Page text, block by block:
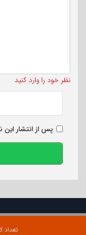
نظر خود را وارد کنید
پس از انتشار این
تعداد